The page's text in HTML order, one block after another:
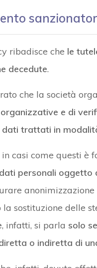
ribadisce che le
decedute.
che la società
e di
trattati in
in casi come questi
personali
la sostituzione delle
, infatti, si parla solo
o indiretta di